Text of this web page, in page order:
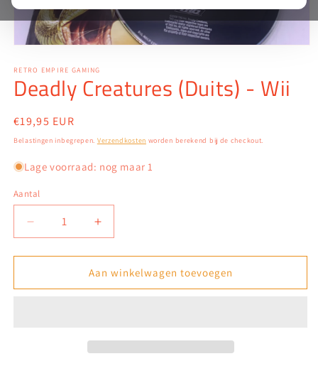
openen
in
modaal
RETRO EMPIRE GAMING
Deadly Creatures (Duits) - Wii
Normale
prijs
€19,95 EUR
Belastingen inbegrepen. Verzendkosten worden berekend bij de checkout.
Lage voorraad: nog maar 1
Aantal
Aantal
verlagen
voor
Creatures
Aantal
verhogen
voor
Deadly
Creatures
Aan winkelwagen toevoegen